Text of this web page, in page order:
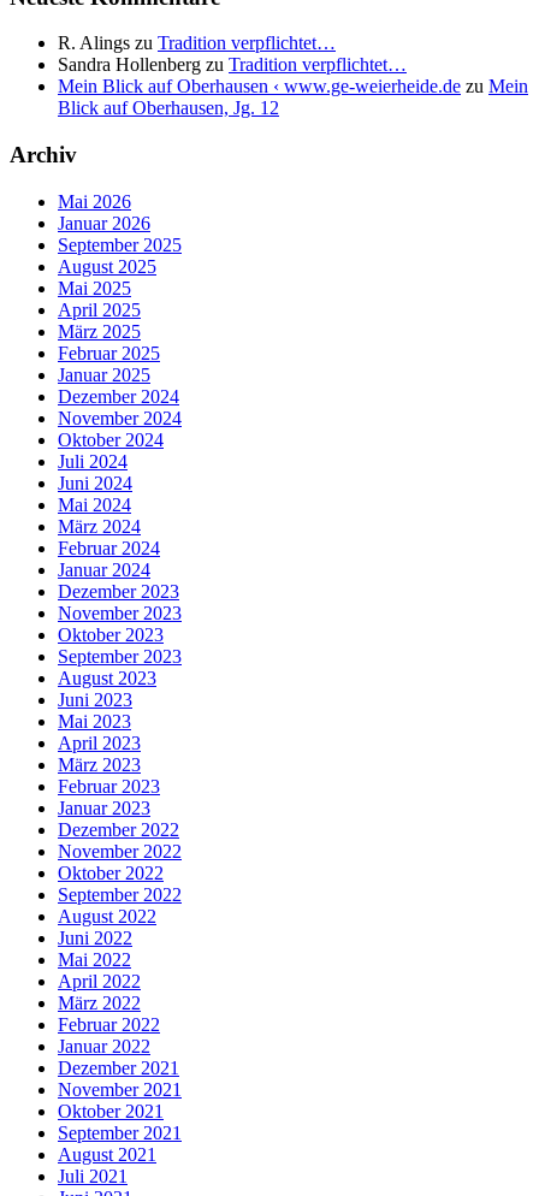
R. Alings zu Tradition verpflichtet…
Sandra Hollenberg zu Tradition verpflichtet…
Mein Blick auf Oberhausen ‹ www.ge-weierheide.de zu Mein
Blick auf Oberhausen, Jg. 12
Archiv
Mai 2026
Januar 2026
September 2025
August 2025
Mai 2025
April 2025
März 2025
Februar 2025
Januar 2025
Dezember 2024
November 2024
Oktober 2024
Juli 2024
Juni 2024
Mai 2024
März 2024
Februar 2024
Januar 2024
Dezember 2023
November 2023
Oktober 2023
September 2023
August 2023
Juni 2023
Mai 2023
April 2023
März 2023
Februar 2023
Januar 2023
Dezember 2022
November 2022
Oktober 2022
September 2022
August 2022
Juni 2022
Mai 2022
April 2022
März 2022
Februar 2022
Januar 2022
Dezember 2021
November 2021
Oktober 2021
September 2021
August 2021
Juli 2021